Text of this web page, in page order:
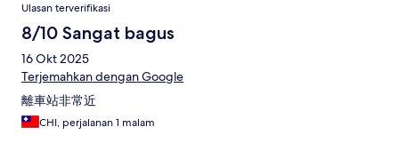
Ulasan terverifikasi
8/10 Sangat bagus
16 Okt 2025
Terjemahkan dengan Google
離車站非常近
CHI, perjalanan 1 malam